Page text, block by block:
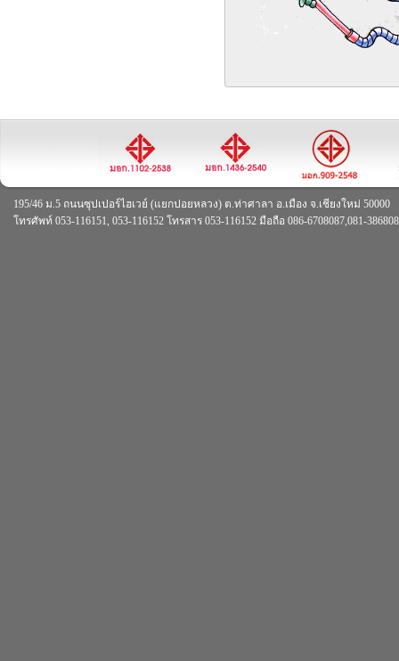
195/46 ม.5 ถนนซุปเปอร์ไฮเวย์ (แยกปอยหลวง) ต.ท่าศาลา อ.เมือง จ.เชียงใหม่ 50000
โทรศัพท์ 053-116151, 053-116152 โทรสาร 053-116152 มือถือ 086-6708087,081-